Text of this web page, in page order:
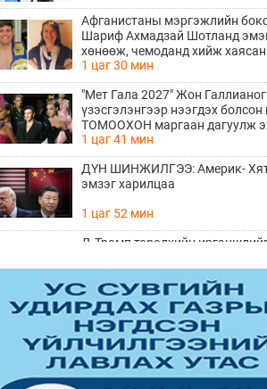
Афганистаны мэргэжлийн
Шариф Ахмадзай Шотланд
хөнөөж, чемоданд хийж хаясан
буруутгагдаж байна
1 цаг 30 мин
"Мет Гала 2027" Жон
үзэсгэлэнгээр нээгдэх болсон
ТОМООХОН маргаан дагуулж
1 цаг 41 мин
ДҮН ШИНЖИЛГЭЭ: Америк-
эмзэг харилцаа
1 цаг 52 мин
Д.Трамп төрөлхийн
2 цаг 2 мин
Монелийн гудамжны авто
өнөөдрөөс хааж, засварлана
2 цаг 33 мин